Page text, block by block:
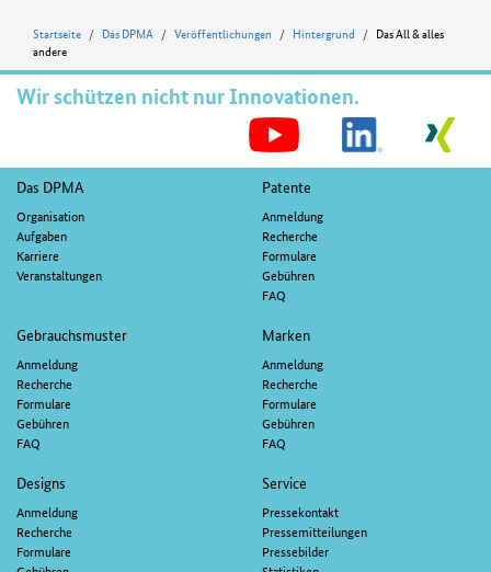
Startseite Das DPMA Veröffentlichungen Hintergrund
Das All & alles
andere
Wir schützen nicht nur Innovationen.
Fußnavigation
Das DPMA
Organisation
Aufgaben
Karriere
Veranstaltungen
Patente
Anmeldung
Recherche
Formulare
Gebühren
FAQ
Gebrauchsmuster
Anmeldung
Recherche
Formulare
Gebühren
FAQ
Marken
Anmeldung
Recherche
Formulare
Gebühren
FAQ
Designs
Anmeldung
Recherche
Formulare
Service
Pressekontakt
Pressemitteilungen
Pressebilder